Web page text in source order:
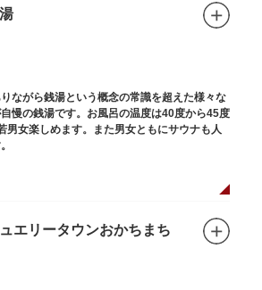
指定史跡として明治の雰囲気が体感できる魅
病牀六尺の間」などを復元しており、明治の
存されています。
ながら銭湯という概念の常識を超えた様々な
慢の銭湯です。お風呂の温度は40度から45度
男女楽しめます。また男女ともにサウナも人
エリータウンおかちまち